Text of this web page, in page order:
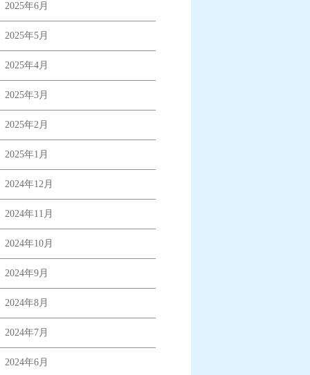
2025年6月
2025年5月
2025年4月
2025年3月
2025年2月
2025年1月
2024年12月
2024年11月
2024年10月
2024年9月
2024年8月
2024年7月
2024年6月